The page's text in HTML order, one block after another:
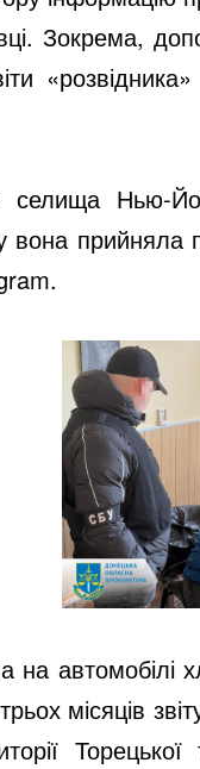
Зокрема,
селища Нью-
вона прийняла
на автомобілі
місяців